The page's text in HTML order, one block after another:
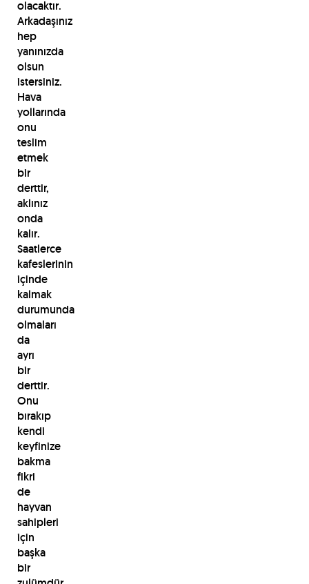
olacaktır.
Arkadaşınız
hep
yanınızda
olsun
istersiniz.
Hava
yollarında
onu
teslim
etmek
bir
derttir,
aklınız
onda
kalır.
Saatlerce
kafeslerinin
içinde
kalmak
durumunda
olmaları
da
ayrı
bir
derttir.
Onu
bırakıp
kendi
keyfinize
bakma
fikri
de
hayvan
sahipleri
için
başka
bir